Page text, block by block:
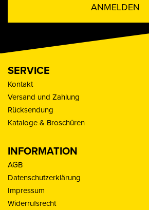
ANMELDEN
SERVICE
Kontakt
Versand und Zahlung
Rücksendung
Kataloge & Broschüren
INFORMATION
AGB
Datenschutzerklärung
Impressum
Widerrufsrecht